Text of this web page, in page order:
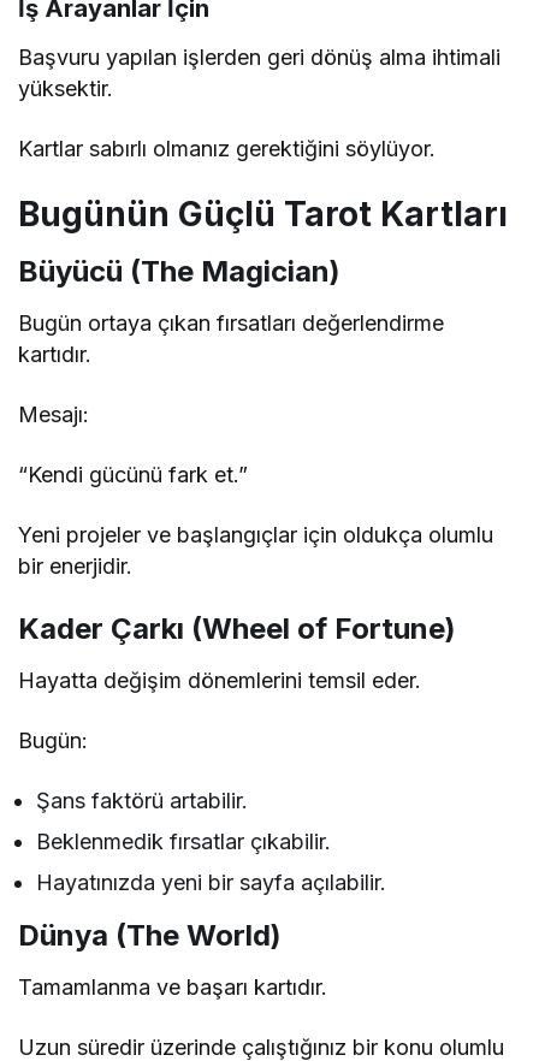
İş Arayanlar İçin
Başvuru yapılan işlerden geri dönüş alma ihtimali
yüksektir.
Kartlar sabırlı olmanız gerektiğini söylüyor.
Bugünün Güçlü Tarot Kartları
Büyücü (The Magician)
Bugün ortaya çıkan fırsatları değerlendirme
kartıdır.
Mesajı:
“Kendi gücünü fark et.”
Yeni projeler ve başlangıçlar için oldukça olumlu
bir enerjidir.
Kader Çarkı (Wheel of Fortune)
Hayatta değişim dönemlerini temsil eder.
Bugün:
Şans faktörü artabilir.
Beklenmedik fırsatlar çıkabilir.
Hayatınızda yeni bir sayfa açılabilir.
Dünya (The World)
Tamamlanma ve başarı kartıdır.
Uzun süredir üzerinde çalıştığınız bir konu olumlu